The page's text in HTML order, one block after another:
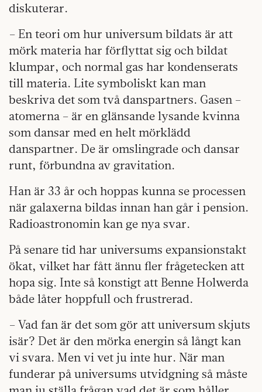
diskuterar.
– En teori om hur universum bildats är att
mörk materia har förflyttat sig och bildat
klumpar, och normal gas har kondenserats
till materia. Lite symboliskt kan man
beskriva det som två danspartners. Gasen –
atomerna – är en glänsande lysande kvinna
som dansar med en helt mörklädd
danspartner. De är omslingrade och dansar
runt, förbundna av gravitation.
Han är 33 år och hoppas kunna se processen
när galaxerna bildas innan han går i pension.
Radioastronomin kan ge nya svar.
På senare tid har universums expansionstakt
ökat, vilket har fått ännu fler frågetecken att
hopa sig. Inte så konstigt att Benne Holwerda
både låter hoppfull och frustrerad.
– Vad fan är det som gör att universum skjuts
isär? Det är den mörka energin så långt kan
vi svara. Men vi vet ju inte hur. När man
funderar på universums utvidgning så måste